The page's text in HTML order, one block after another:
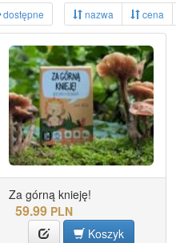
dostępne nazwa cena
Za górną knieję!
59.99 PLN
Koszyk